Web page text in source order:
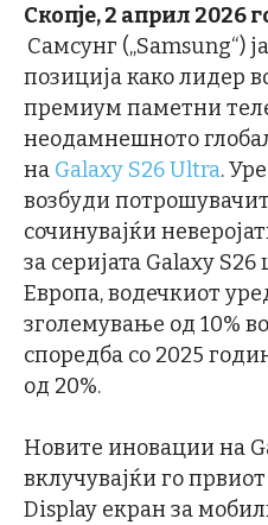
Скопје, 2 април 2026
Самсунг („Samsung“)
позиција како лидер
премиум паметни
неодамнешното
на Galaxy S26 Ultra.
возбуди
сочинувајќи
за серијата Galaxy
Европа, водечкиот
зголемување од 10%
споредба со 2025
од 20%.
Новите иновации на
вклучувајќи го
Display екран за